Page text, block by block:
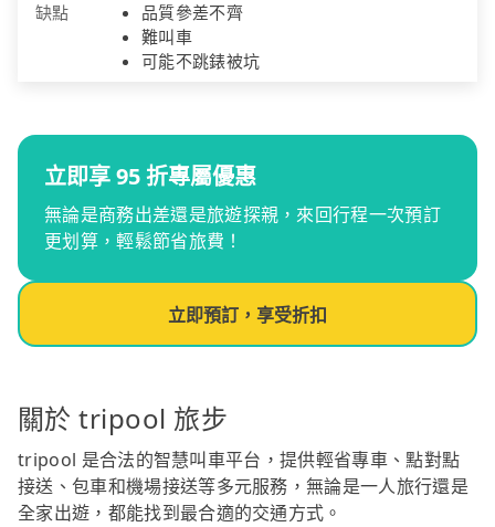
缺點
品質參差不齊
難叫車
可能不跳錶被坑
立即享 95 折專屬優惠
無論是商務出差還是旅遊探親，來回行程一次預訂
更划算，輕鬆節省旅費！
立即預訂，享受折扣
關於 tripool 旅步
tripool 是合法的智慧叫車平台，提供輕省專車、點對點
接送、包車和機場接送等多元服務，無論是一人旅行還是
全家出遊，都能找到最合適的交通方式。